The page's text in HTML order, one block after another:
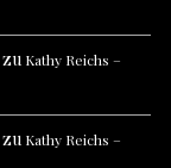
zu Kathy Reichs –
zu Kathy Reichs –